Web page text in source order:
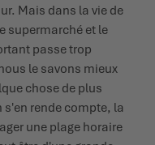
Mais dans la vie de
supermarché et le
passe trop
le savons mieux
chose de plus
rende compte, la
une plage horaire